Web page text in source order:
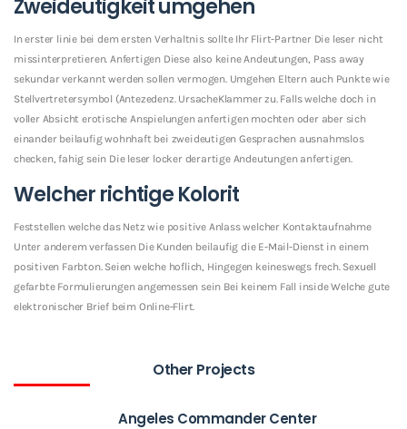
Zweideutigkeit umgehen
In erster linie bei dem ersten Verhaltnis sollte Ihr Flirt-Partner Die leser nicht
missinterpretieren. Anfertigen Diese also keine Andeutungen, Pass away
sekundar verkannt werden sollen vermogen. Umgehen Eltern auch Punkte wie
Stellvertretersymbol (Antezedenz. UrsacheKlammer zu. Falls welche doch in
voller Absicht erotische Anspielungen anfertigen mochten oder aber sich
einander beilaufig wohnhaft bei zweideutigen Gesprachen ausnahmslos
checken, fahig sein Die leser locker derartige Andeutungen anfertigen.
Welcher richtige Kolorit
Feststellen welche das Netz wie positive Anlass welcher Kontaktaufnahme
Unter anderem verfassen Die Kunden beilaufig die E-Mail-Dienst in einem
positiven Farbton. Seien welche hoflich, Hingegen keineswegs frech. Sexuell
gefarbte Formulierungen angemessen sein Bei keinem Fall inside Welche gute
elektronischer Brief beim Online-Flirt.
Other Projects
Angeles Commander Center